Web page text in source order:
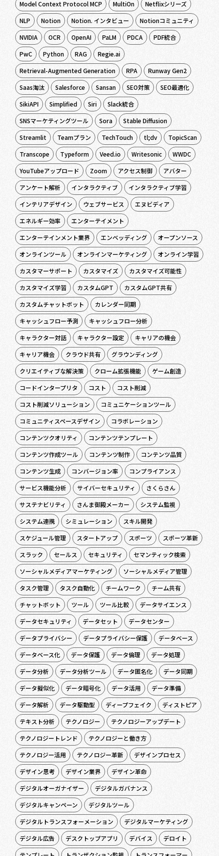
Model Context Protocol MCP MultiOn
Netflixシリーズ
NLP
Notion Notion. インタビュー
Notionコミュニティ
NVIDIA
OCR OpenAI PaLM PDCA
PDF統合
PwC
Python RAG
Regie.ai
Retrieval-Augmented Generation
RPA
Runway Gen2
Saas淘汰
Salesforce Sansan SEO対策
SEO最適化
SikiAPI
Simplified Siri
Slack統合
SNSマーケティングツール
Sora
Stable Diffusion
Streamlit
Teamプラン TechTouch tl;dv
TopicScan
Transcope
Typeform Veed.io Writesonic
WWDC
YouTubeアップロード
Zoom アクセス制御
アバター
アンケート解析
インタラクティブ
インタラクティブ学習
インテリアデザイン
ウェブサービス
エヌビディア
エネルギー効率
エンターテイメント
エンターテインメント業界
エンベッディング
オープンソース
オンラインツール
オンラインマーケティング
オンライン学習
カスタマーサポート
カスタマイズ
カスタマイズ可能性
カスタマイズ学習
カスタムGPT
カスタムGPT共有
カスタムチャットボット
カレンダー同期
キャッシュフロー予測
キャッシュフロー分析
キャラクター対話
キャラクター設定
キャリアの機会
キャリア機会
クラウド共有
グラウンディング
クリエイティブな解決策
クローム拡張機能
ゲーム創造
コードインタープリタ
コスト
コスト削減
コスト削減ソリューション
コミュニケーションツール
コミュニティスペースデザイン
コラボレーション
コンテンツクオリティ
コンテンツテンプレート
コンテンツ作成ツール
コンテンツ制作
コンテンツ品質
コンテンツ生成
コンバージョン率
コンプライアンス
サービス機能分析
サイバーセキュリティ
さくらさん
サステナビリティ
さんま御殿メーカー
システム監視
システム連携
シミュレーション
スキル開発
スケジュール管理
スタートアップ スポーツ
スポーツ革新
スラック
セールス セキュリティ
セマンティック検索
ソーシャルメディアマーケティング
ソーシャルメディア管理
タスク管理
タスク自動化 チームワーク
チーム共有
チャットボット
ツール ツール比較
データサイエンス
データセキュリティ
データセット
データセンター
データプライバシー
データプライバシー保護
データベース
データベース化
データ保護 データ倫理
データ処理
データ分析
データ分析ツール データ匿名化
データ同期
データ擬似化
データ暗号化 データ活用
データ準備
データ解析
データ駆動型 ディープフェイク
ディストピア
テキスト分析
テクノロジー
テクノロジーアップデート
テクノロジートレンド
テクノロジーと働き方
テクノロジー活用
テクノロジー革新
デザインプロセス
デザイン思考
デザイン業界
デザイン革命
デジタルオーガナイザー
デジタルガバナンス
デジタルキャンペーン
デジタルツール
デジタルトランスフォーメーション
デジタルマーケティング
デジタル広告
デスクトップアプリ デバイス
デロイト